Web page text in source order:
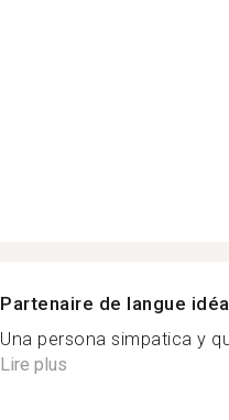
Partenaire de langue
Una persona simpatica y
Lire plus